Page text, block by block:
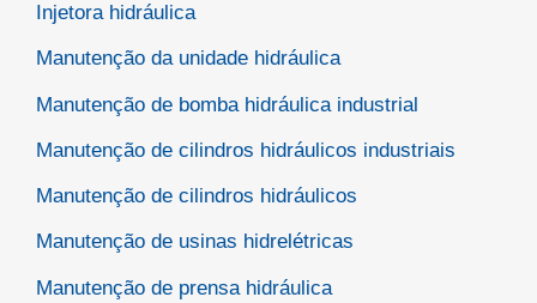
Injetora hidráulica
Manutenção da unidade hidráulica
Manutenção de bomba hidráulica industrial
Manutenção de cilindros hidráulicos industriais
Manutenção de cilindros hidráulicos
Manutenção de usinas hidrelétricas
Manutenção de prensa hidráulica